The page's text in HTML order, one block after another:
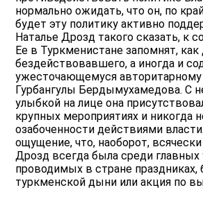
нормально ожидать, что он, по
будет эту политику активно
Наталье Дрозд такого сказать, к
Ее в Туркменистане запомнят,
бездействовавшего, а иногда и
ужесточающемуся авторитарному
Гурбангулы Бердымухамедова. С
улыбкой на лице она
крупных мероприятиях и никогда
озабоченности действиями
ощущение, что, наоборот,
Дрозд всегда была среди главных
проводимых в стране праздниках,
туркменской дыни или акция по